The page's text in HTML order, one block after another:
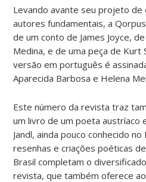
Levando avante seu projeto de
autores fundamentais, a
de um conto de James Joyce,
Medina, e de uma peça de Kurt
versão em português é
Aparecida Barbosa e Helena
Este número da revista traz
um livro de um poeta austríaco
Jandl, ainda pouco conhecido
resenhas e criações poéticas
Brasil completam o
revista, que também oferece